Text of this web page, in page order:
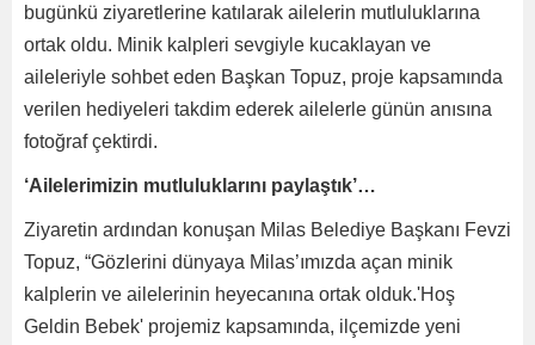
bugünkü ziyaretlerine katılarak ailelerin mutluluklarına
ortak oldu. Minik kalpleri sevgiyle kucaklayan ve
aileleriyle sohbet eden Başkan Topuz, proje kapsamında
verilen hediyeleri takdim ederek ailelerle günün anısına
fotoğraf çektirdi.
‘Ailelerimizin mutluluklarını paylaştık’…
Ziyaretin ardından konuşan Milas Belediye Başkanı Fevzi
Topuz, “Gözlerini dünyaya Milas’ımızda açan minik
kalplerin ve ailelerinin heyecanına ortak olduk.'Hoş
Geldin Bebek' projemiz kapsamında, ilçemizde yeni